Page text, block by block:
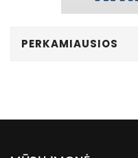
PERKAMIAUSIOS